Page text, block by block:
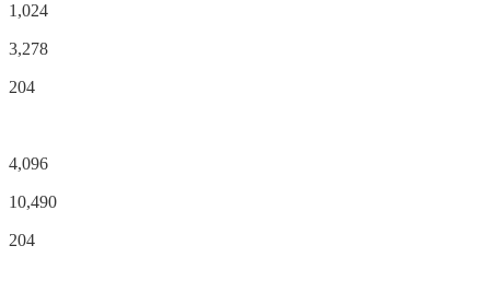
1,024
3,278
204
4,096
10,490
204